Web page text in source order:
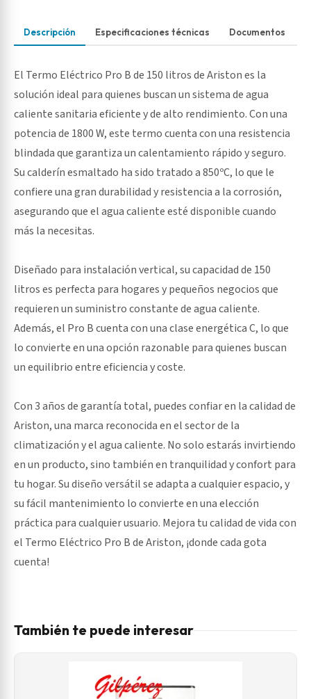
Descripción Especificaciones técnicas Documentos
El Termo Eléctrico Pro B de 150 litros de Ariston es la
solución ideal para quienes buscan un sistema de agua
caliente sanitaria eficiente y de alto rendimiento. Con una
potencia de 1800 W, este termo cuenta con una resistencia
blindada que garantiza un calentamiento rápido y seguro.
Su calderín esmaltado ha sido tratado a 850ºC, lo que le
confiere una gran durabilidad y resistencia a la corrosión,
asegurando que el agua caliente esté disponible cuando
más la necesitas.
Diseñado para instalación vertical, su capacidad de 150
litros es perfecta para hogares y pequeños negocios que
requieren un suministro constante de agua caliente.
Además, el Pro B cuenta con una clase energética C, lo que
lo convierte en una opción razonable para quienes buscan
un equilibrio entre eficiencia y coste.
Con 3 años de garantía total, puedes confiar en la calidad de
Ariston, una marca reconocida en el sector de la
climatización y el agua caliente. No solo estarás invirtiendo
en un producto, sino también en tranquilidad y confort para
tu hogar. Su diseño versátil se adapta a cualquier espacio, y
su fácil mantenimiento lo convierte en una elección
práctica para cualquier usuario. Mejora tu calidad de vida con
el Termo Eléctrico Pro B de Ariston, ¡donde cada gota
cuenta!
También te puede interesar